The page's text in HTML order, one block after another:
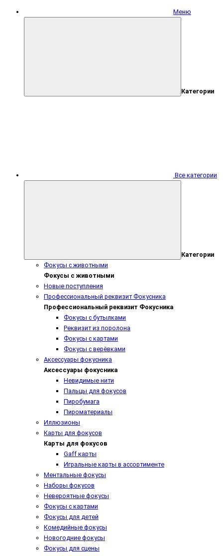
Меню
Категории
Все категории
Категории
Фокусы с животными
Фокусы с животными
Новые поступления
Профессиональный реквизит Фокусника
Профессиональный реквизит Фокусника
Фокусы с бутылками
Реквизит из поролона
Фокусы с картами
Фокусы с верёвками
Аксессуары фокусника
Аксессуары фокусника
Невидимые нити
Пальцы для фокусов
Пиробумага
Пироматериалы
Иллюзионы
Карты для фокусов
Карты для фокусов
Gaff карты
Игральные карты в ассортименте
Ментальные фокусы
Наборы фокусов
Невероятные фокусы
Фокусы с картами
Фокусы для детей
Комедийные фокусы
Новогодние фокусы
Фокусы для сцены